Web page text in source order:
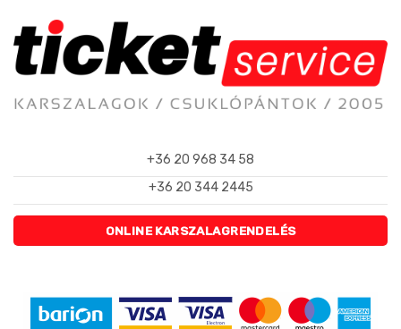
+36 20 968 34 58
+36 20 344 2445
ONLINE KARSZALAGRENDELÉS